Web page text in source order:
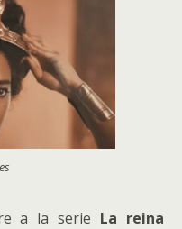
a la serie La reina